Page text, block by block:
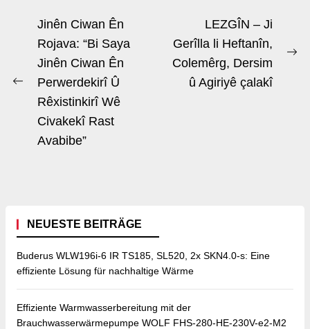
Beitrags-
Navigation
Previous
post:
Jinên Ciwan Ên
Rojava: “Bi Saya
Jinên Ciwan Ên
Perwerdekirî Û
Rêxistinkirî Wê
Civakekî Rast
Avabibe”
LEZGÎN – Ji
Gerîlla li Heftanîn,
Colemêrg, Dersim
û Agiriyê çalakî
NEUESTE BEITRÄGE
Buderus WLW196i-6 IR TS185, SL520, 2x SKN4.0-s: Eine
effiziente Lösung für nachhaltige Wärme
Effiziente Warmwasserbereitung mit der
Brauchwasserwärmepumpe WOLF FHS-280-HE-230V-e2-M2